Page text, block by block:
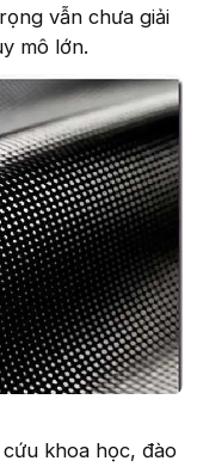
vẫn chưa giải
mô lớn.
khoa học, đào